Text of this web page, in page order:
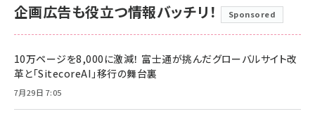
企画広告も役立つ情報バッチリ！ Sponsored
10万ページを8,000に激減！ 富士通が挑んだグローバルサイト改
革と「SitecoreAI」移行の舞台裏
7月29日 7:05